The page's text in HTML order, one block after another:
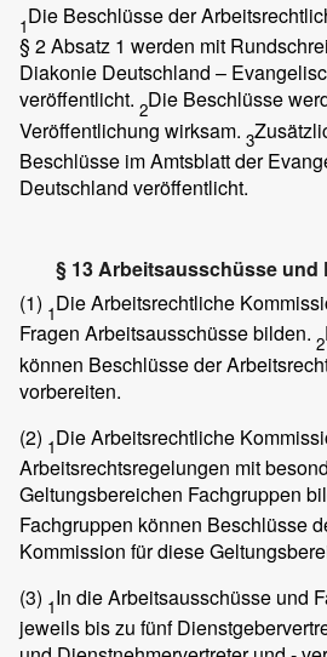
1Die Beschlüsse der
§ 2 Absatz 1 werden mit
Diakonie Deutschland –
veröffentlicht. 2Die Beschlüsse
Veröffentlichung wirksam. 3
Beschlüsse im Amtsblatt der
Deutschland veröffentlicht.
§ 13 Arbeitsausschüsse und
(1) 1Die Arbeitsrechtliche
Fragen Arbeitsausschüsse bilden. 2
können Beschlüsse der
vorbereiten.
(2) 1Die Arbeitsrechtliche
Arbeitsrechtsregelungen mit
Geltungsbereichen Fachgruppen
Fachgruppen können Beschlüsse
Kommission für diese
(3) 1In die Arbeitsausschüsse und
jeweils bis zu fünf